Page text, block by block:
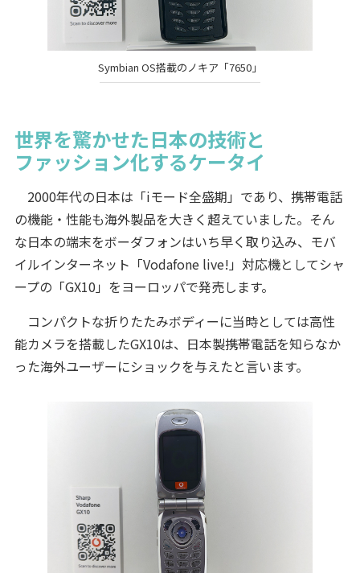
Symbian OS搭載のノキア「7650」
世界を驚かせた日本の技術と
ファッション化するケータイ
2000年代の日本は「iモード全盛期」であり、携帯電話
の機能・性能も海外製品を大きく超えていました。そん
な日本の端末をボーダフォンはいち早く取り込み、モバ
イルインターネット「Vodafone live!」対応機としてシャ
ープの「GX10」をヨーロッパで発売します。
コンパクトな折りたたみボディーに当時としては高性
能カメラを搭載したGX10は、日本製携帯電話を知らなか
った海外ユーザーにショックを与えたと言います。